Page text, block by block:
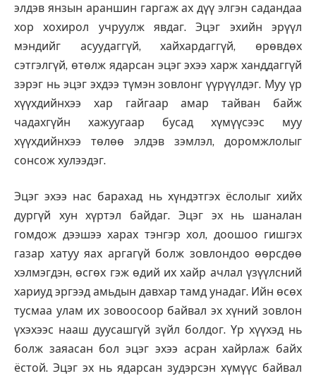
элдэв янзын араншин гаргаж ах дүү элгэн садандаа
хор хохирол учруулж явдаг. Эцэг эхийн эрүүл
мэндийг асуудаггүй, хайхардаггүй, өрөвдөх
сэтгэлгүй, өтөлж ядарсан эцэг эхээ харж ханддаггүй
зэрэг нь эцэг эхдээ түмэн зовлонг үүрүүлдэг. Муу үр
хүүхдийнхээ хар гайгаар амар тайван байж
чадахгүйн хажуугаар бусад хүмүүсээс муу
хүүхдийнхээ төлөө элдэв зэмлэл, доромжлолыг
сонсож хулээдэг.
Эцэг эхээ нас барахад нь хүндэтгэх ёслолыг хийх
дургүй хун хүртэл байдаг. Эцэг эх нь шаналан
гомдож дээшээ харах тэнгэр хол, доошоо гишгэх
газар хатуу яах аргагүй болж зовлондоо өөрсдөө
хэлмэгдэн, өсгөх гэж өдий их хайр ачлал үзүүлсний
хариуд эргээд амьдын давхар тамд унадаг. Ийн өсөх
тусмаа улам их зовоосоор байвал эх хүний зовлон
үхэхээс нааш дуусашгүй зүйл болдог. Үр хүүхэд нь
болж заяасан бол эцэг эхээ асран хайрлаж байх
ёстой. Эцэг эх нь ядарсан зудэрсэн хүмүүс байвал